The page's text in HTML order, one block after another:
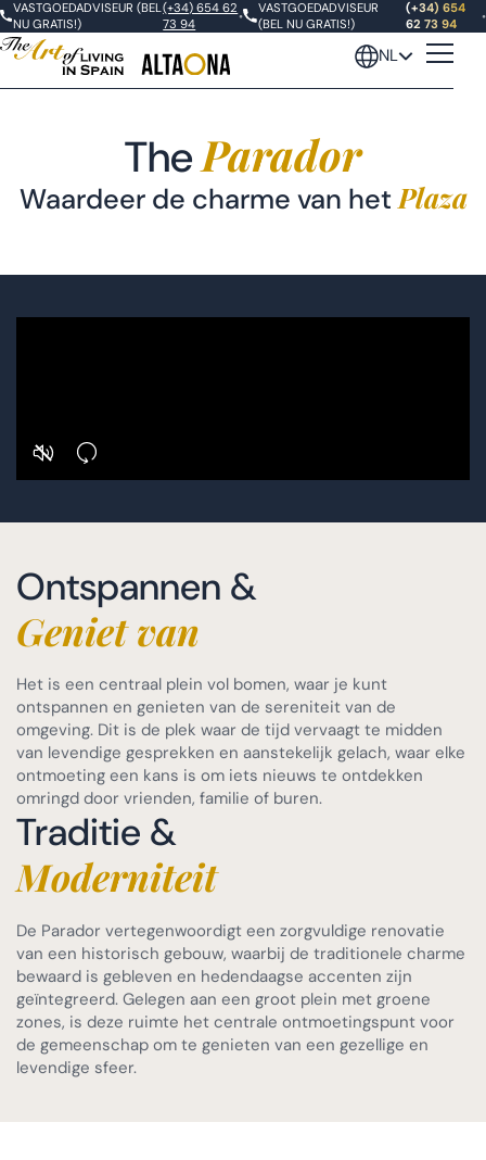
VASTGOEDADVISEUR (BEL
NU GRATIS!)
(+34) 654 62
73 94
•
VASTGOEDADVISEUR
(BEL NU GRATIS!)
(+34) 654
62 73 94
•
NL
TheParador
Waardeer de charme van hetPlaza
Ontspannen &
Geniet van
Het is een centraal plein vol bomen, waar je kunt
ontspannen en genieten van de sereniteit van de
omgeving. Dit is de plek waar de tijd vervaagt te midden
van levendige gesprekken en aanstekelijk gelach, waar elke
ontmoeting een kans is om iets nieuws te ontdekken
omringd door vrienden, familie of buren.
Traditie &
Moderniteit
De Parador vertegenwoordigt een zorgvuldige renovatie
van een historisch gebouw, waarbij de traditionele charme
bewaard is gebleven en hedendaagse accenten zijn
geïntegreerd. Gelegen aan een groot plein met groene
zones, is deze ruimte het centrale ontmoetingspunt voor
de gemeenschap om te genieten van een gezellige en
levendige sfeer.